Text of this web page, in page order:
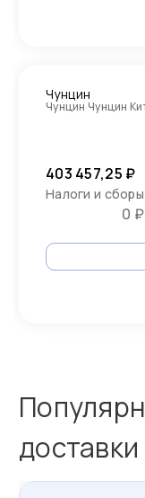
Чунцин
Чунцин Чунцин
403 457,25 ₽
Налоги и сборы
0 ₽
доставки